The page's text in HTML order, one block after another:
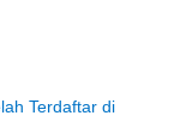
Terdaftar di